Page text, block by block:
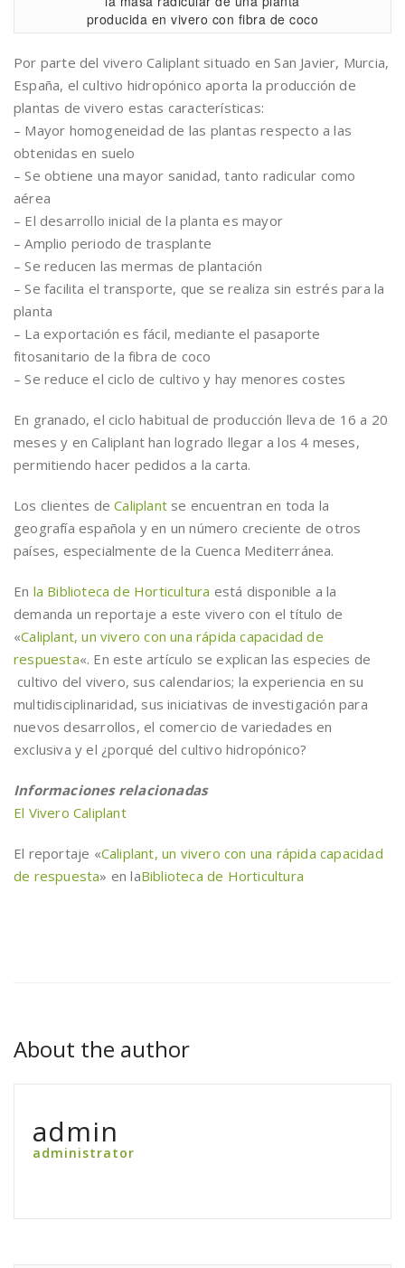
producida en vivero con fibra de coco
Por parte del vivero Caliplant situado en San Javier, Murcia,
España, el cultivo hidropónico aporta la producción de
plantas de vivero estas características:
– Mayor homogeneidad de las plantas respecto a las
obtenidas en suelo
– Se obtiene una mayor sanidad, tanto radicular como
aérea
– El desarrollo inicial de la planta es mayor
– Amplio periodo de trasplante
– Se reducen las mermas de plantación
– Se facilita el transporte, que se realiza sin estrés para la
planta
– La exportación es fácil, mediante el pasaporte
fitosanitario de la fibra de coco
– Se reduce el ciclo de cultivo y hay menores costes
En granado, el ciclo habitual de producción lleva de 16 a 20
meses y en Caliplant han logrado llegar a los 4 meses,
permitiendo hacer pedidos a la carta.
Los clientes de Caliplant se encuentran en toda la
geografía española y en un número creciente de otros
países, especialmente de la Cuenca Mediterránea.
En la Biblioteca de Horticultura está disponible a la
demanda un reportaje a este vivero con el título de
«Caliplant, un vivero con una rápida capacidad de
respuesta«. En este artículo se explican las especies de
cultivo del vivero, sus calendarios; la experiencia en su
multidisciplinaridad, sus iniciativas de investigación para
nuevos desarrollos, el comercio de variedades en
exclusiva y el ¿porqué del cultivo hidropónico?
Informaciones relacionadas
El Vivero Caliplant
El reportaje «Caliplant, un vivero con una rápida capacidad
de respuesta» en laBiblioteca de Horticultura
About the author
admin
administrator